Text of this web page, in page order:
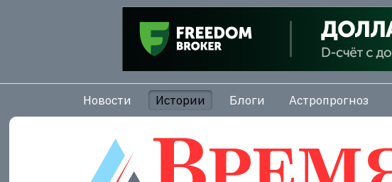
Новости Истории Блоги Астропрогноз